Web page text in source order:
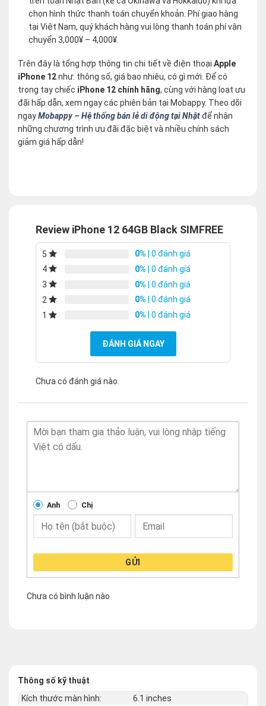
chọn hình thức thanh toán chuyển khoản. Phí giao hàng
tại Việt Nam, quý khách hàng vui lòng thanh toán phí vận
chuyển 3,000¥ – 4,000¥.
Trên đây là tổng hợp thông tin chi tiết về điện thoại Apple
iPhone 12như: thông số, giá bao nhiêu, có gì mới. Để có
trong tay chiếc iPhone 12 chính hãng, cùng với hàng loạt ưu
đãi hấp dẫn, xem ngay các phiên bản tại Mobappy. Theo dõi
ngayMobappy – Hệ thống bán lẻ di động tại Nhậtđể nhận
những chương trình ưu đãi đặc biệt và nhiều chính sách
giảm giá hấp dẫn!
Review iPhone 12 64GB Black SIMFREE
5 0% | 0 đánh giá
4
0% | 0 đánh giá
3
0% | 0 đánh giá
2
0% | 0 đánh giá
1
0% | 0 đánh giá
ĐÁNH GIÁ NGAY
Chưa có đánh giá nào.
Anh Chị
GỬI
Chưa có bình luận nào
Thông số kỹ thuật
Kích thước màn hình:
6.1 inches